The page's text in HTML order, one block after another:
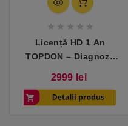
    
Licență HD 1 An
TOPDON – Diagnoză
pentru Phoenix
2999 lei